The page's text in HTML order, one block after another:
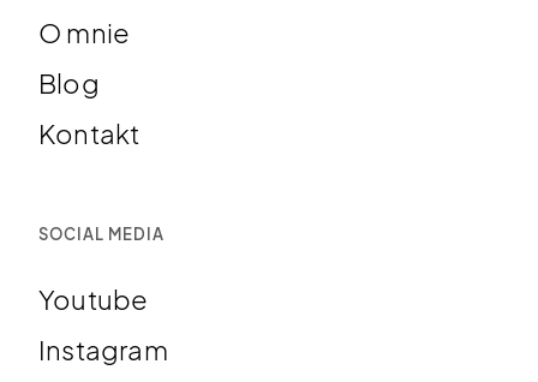
O mnie
Blog
Kontakt
SOCIAL MEDIA
Youtube
Instagram